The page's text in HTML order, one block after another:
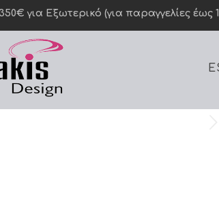
για Eξωτερικό (για παραγγελίες έως